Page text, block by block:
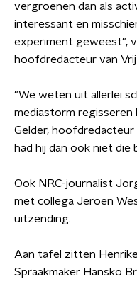
vergroenen dan als
interessant en
experiment geweest",
hoofdredacteur van Vrij
"We weten uit allerlei
mediastorm regisseren
Gelder, hoofdredacteur
had hij dan ook niet die
Ook NRC-journalist
met collega Jeroen
uitzending.
Aan tafel zitten
Spraakmaker Hansko